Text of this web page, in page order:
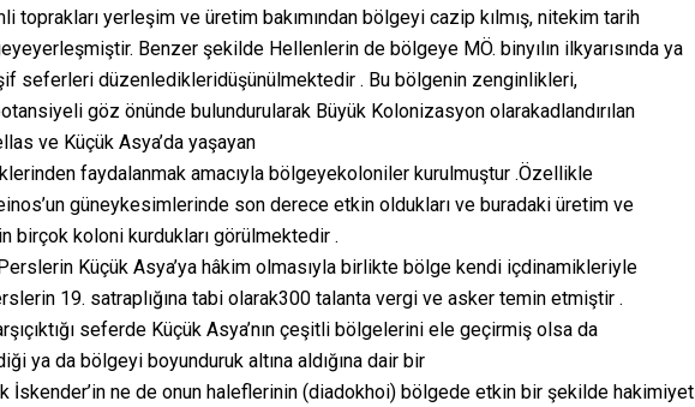
toprakları yerleşim ve üretim bakımından bölgeyi cazip kılmış, nitekim tarih
Benzer şekilde Hellenlerin de bölgeye MÖ. binyılın ilkyarısında ya
seferleri düzenledikleridüşünülmektedir . Bu bölgenin zenginlikleri,
göz önünde bulundurularak Büyük Kolonizasyon olarakadlandırılan
ve Küçük Asya’da yaşayan
faydalanmak amacıyla bölgeyekoloniler kurulmuştur .Özellikle
güneykesimlerinde son derece etkin oldukları ve buradaki üretim ve
birçok koloni kurdukları görülmektedir .
Küçük Asya’ya hâkim olmasıyla birlikte bölge kendi içdinamikleriyle
19. satraplığına tabi olarak300 talanta vergi ve asker temin etmiştir .
seferde Küçük Asya’nın çeşitli bölgelerini ele geçirmiş olsa da
ya da bölgeyi boyunduruk altına aldığına dair bir
İskender’in ne de onun haleflerinin (diadokhoi) bölgede etkin bir şekilde hakimiyet